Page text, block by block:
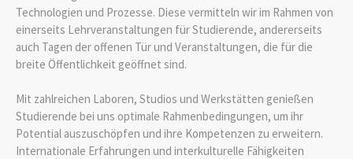
Technologien und Prozesse. Diese vermitteln wir im Rahmen von
einerseits Lehrveranstaltungen für Studierende, andererseits
auch Tagen der offenen Tür und Veranstaltungen, die für die
breite Öffentlichkeit geöffnet sind.
Mit zahlreichen Laboren, Studios und Werkstätten genießen
Studierende bei uns optimale Rahmenbedingungen, um ihr
Potential auszuschöpfen und ihre Kompetenzen zu erweitern.
Internationale Erfahrungen und interkulturelle Fähigkeiten